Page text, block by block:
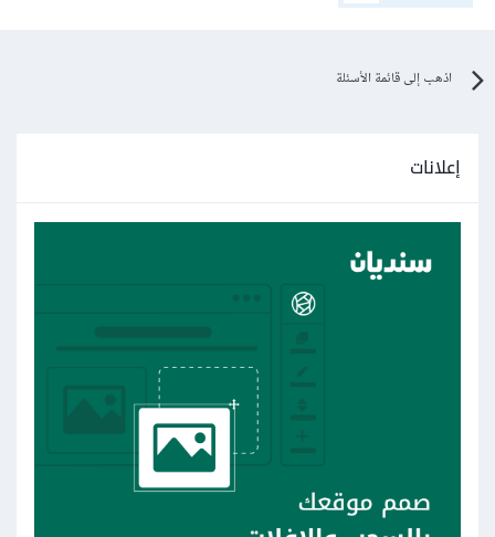
اذهب إلى قائمة الأسئلة
إعلانات